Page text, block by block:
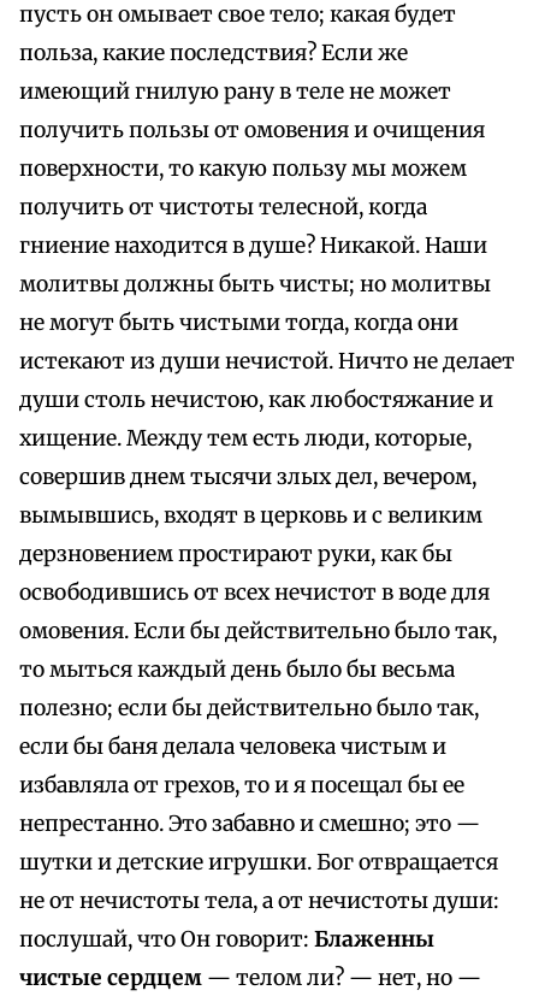
пусть он омывает свое тело; какая будет
польза, какие последствия? Если же
имеющий гнилую рану в теле не может
получить пользы от омовения и очищения
поверхности, то какую пользу мы можем
получить от чистоты телесной, когда
гниение находится в душе? Никакой. Наши
молитвы должны быть чисты; но молитвы
не могут быть чистыми тогда, когда они
истекают из души нечистой. Ничто не делает
души столь нечистою, как любостяжание и
хищение. Между тем есть люди, которые,
совершив днем тысячи злых дел, вечером,
вымывшись, входят в церковь и с великим
дерзновением простирают руки, как бы
освободившись от всех нечистот в воде для
омовения. Если бы действительно было так,
то мыться каждый день было бы весьма
полезно; если бы действительно было так,
если бы баня делала человека чистым и
избавляла от грехов, то и я посещал бы ее
непрестанно. Это забавно и смешно; это —
шутки и детские игрушки. Бог отвращается
не от нечистоты тела, а от нечистоты души:
послушай, что Он говорит: Блаженны
чистые сердцем — телом ли? — нет, но —